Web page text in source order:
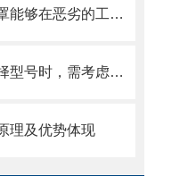
不锈钢板导轨防护罩能够在恶劣的工作环境中长期使用
自动排屑机用户选择型号时，需考虑哪些事项？
理及优势体现